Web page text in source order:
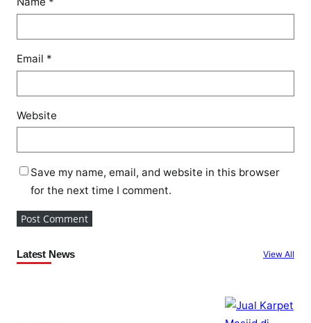
Email *
Website
Save my name, email, and website in this browser
for the next time I comment.
Latest News View All